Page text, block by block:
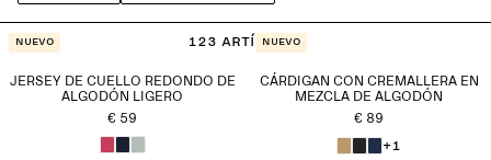
Combínalas con vaqueros o pantalones sastre, o
calidez.
123 artículos
Nuevo
JERSEY DE CUELLO REDONDO DE
ALGODÓN LIGERO
€ 59
Nuevo
CÁRDIGAN CON CREMALLERA EN
MEZCLA DE ALGODÓN
€ 89
+1